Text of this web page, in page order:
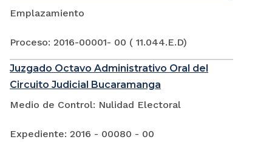
Emplazamiento
Proceso: 2016-00001- 00 ( 11.044.E.D)
Juzgado Octavo Administrativo Oral del
Circuito Judicial Bucaramanga
Medio de Control: Nulidad Electoral
Expediente: 2016 - 00080 - 00